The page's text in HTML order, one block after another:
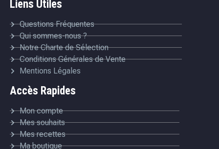
Liens Utiles
Questions Fréquentes
Qui sommes-nous ?
Notre Charte de Sélection
Conditions Générales de Vente
Mentions Légales
Accès Rapides
Mon compte
Mes souhaits
Mes recettes
Ma boutique